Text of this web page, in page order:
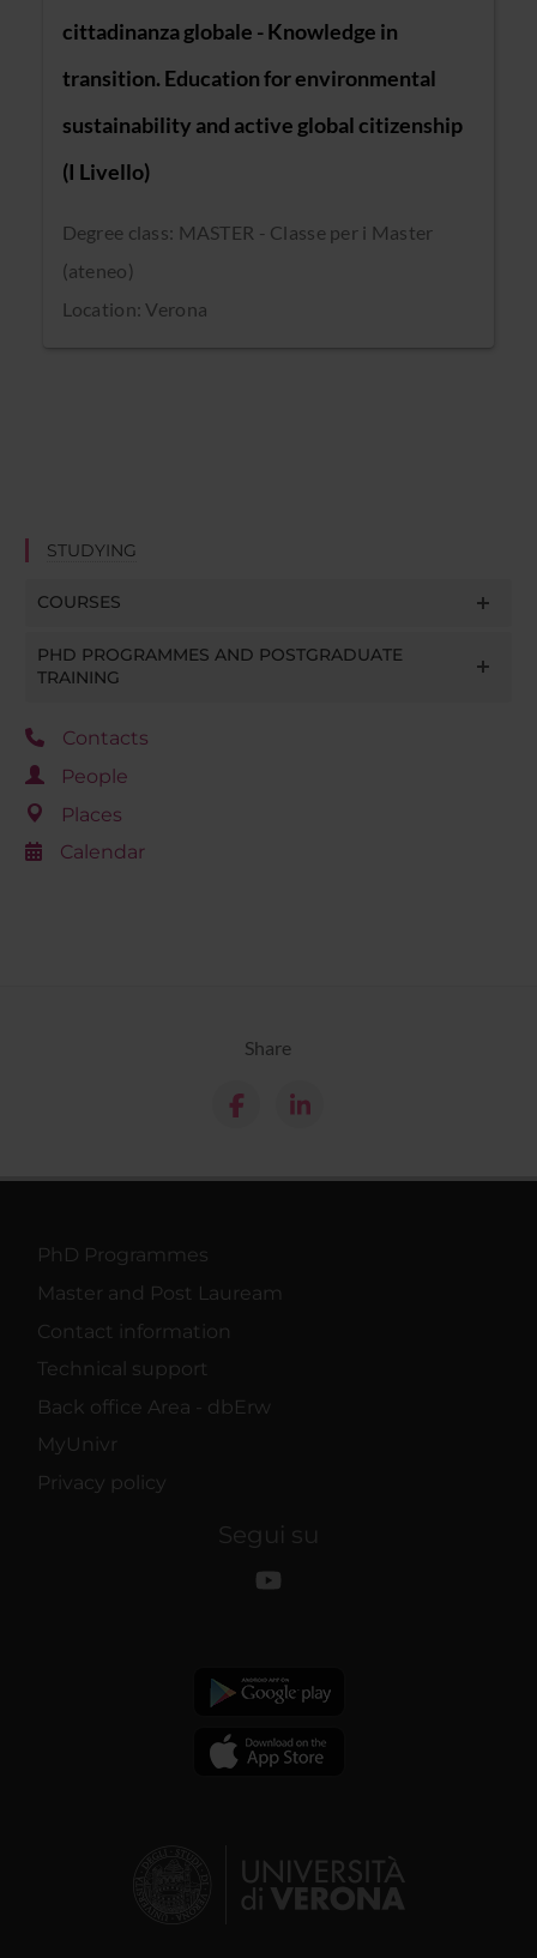
cittadinanza globale - Knowledge in
transition. Education for environmental
sustainability and active global citizenship
(I Livello)
Degree class: MASTER - Classe per i Master
(ateneo)
Location: Verona
STUDYING
COURSES
PHD PROGRAMMES AND POSTGRADUATE
TRAINING
Contacts
People
Places
Calendar
Share
PhD Programmes
Master and Post Lauream
Contact information
Technical support
Back office Area - dbErw
MyUnivr
Privacy policy
Segui su